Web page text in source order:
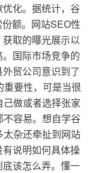
化。据统计，谷
额。网站SEO性
取的曝光展示以
国际市场竞争的
贸公司意识到了
要性，可是当很
做或者选择张家
容易。想自学谷
杂还牵扯到网站
说明如何具体操
该怎么弄。懂一